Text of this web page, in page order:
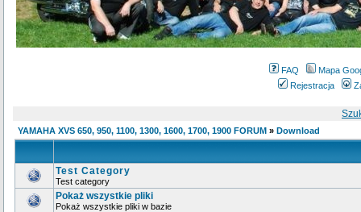
FAQ
Mapa
Rejestracja
YAMAHA XVS 650, 950, 1100, 1300, 1600, 1700, 1900 FORUM » Download
Test Category
Test category
Pokaż wszystkie pliki
Pokaż wszystkie pliki w bazie